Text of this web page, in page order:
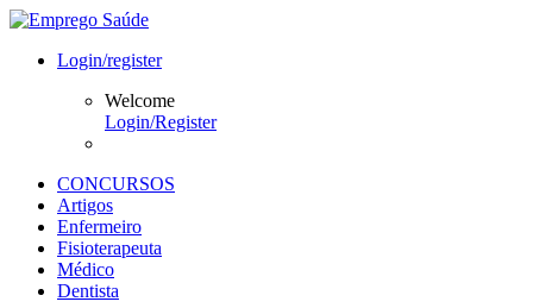
Login/register
Welcome
Login/Register
CONCURSOS
Artigos
Enfermeiro
Fisioterapeuta
Médico
Dentista